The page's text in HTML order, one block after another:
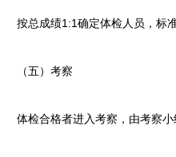
按总成绩1:1确定体检人员，标准
（五）考察
体检合格者进入考察，由考察小